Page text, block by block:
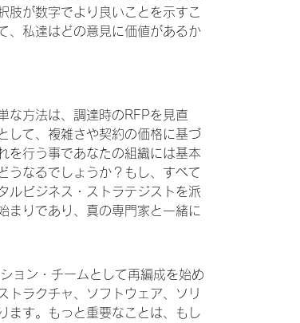
肢が数字でより良いことを示すこ
、私達はどの意見に価値があるか
な方法は、調達時のRFPを見直
して、複雑さや契約の価格に基づ
を行う事であなたの組織には基本
うなるでしょうか？もし、すべて
ルビジネス・ストラテジストを派
まりであり、真の専門家と一緒に
ョン・チームとして再編成を始め
トラクチャ、ソフトウェア、ソリ
ます。もっと重要なことは、もし